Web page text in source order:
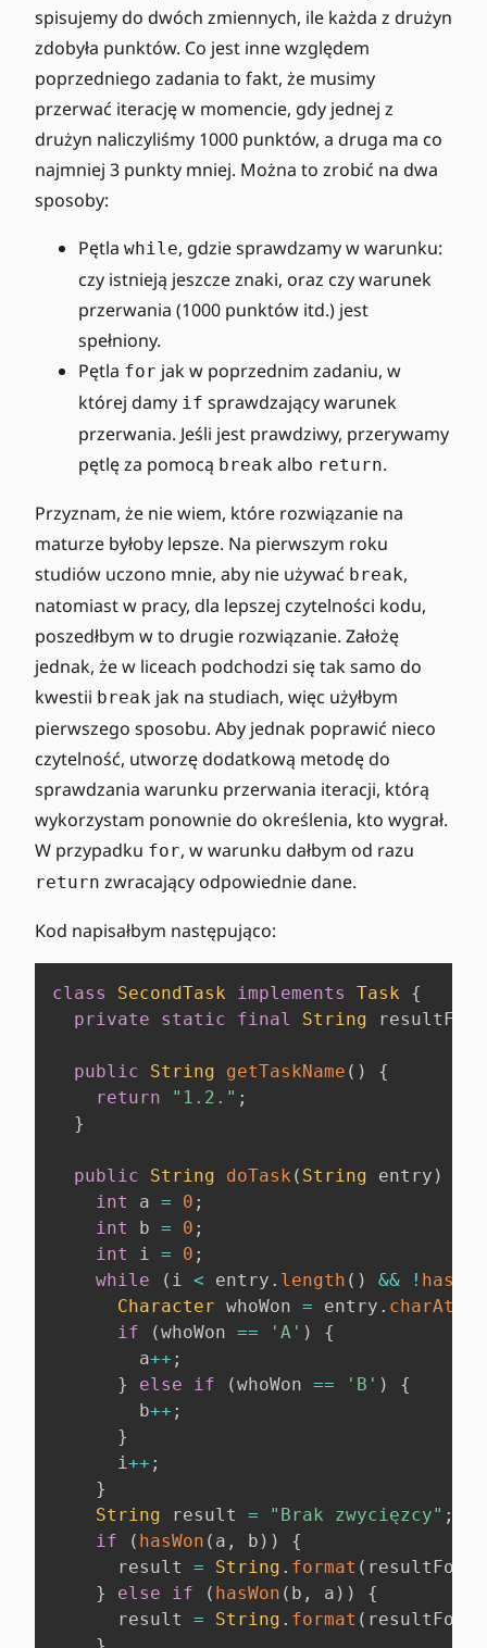
spisujemy do dwóch zmiennych, ile każda z drużyn
zdobyła punktów. Co jest inne względem
poprzedniego zadania to fakt, że musimy
przerwać iterację w momencie, gdy jednej z
drużyn naliczyliśmy 1000 punktów, a druga ma co
najmniej 3 punkty mniej. Można to zrobić na dwa
sposoby:
Pętla while, gdzie sprawdzamy w warunku:
czy istnieją jeszcze znaki, oraz czy warunek
przerwania (1000 punktów itd.) jest
spełniony.
Pętla for jak w poprzednim zadaniu, w
której damy if sprawdzający warunek
przerwania. Jeśli jest prawdziwy, przerywamy
pętlę za pomocą break albo return.
Przyznam, że nie wiem, które rozwiązanie na
maturze byłoby lepsze. Na pierwszym roku
studiów uczono mnie, aby nie używać break,
natomiast w pracy, dla lepszej czytelności kodu,
poszedłbym w to drugie rozwiązanie. Założę
jednak, że w liceach podchodzi się tak samo do
kwestii break jak na studiach, więc użyłbym
pierwszego sposobu. Aby jednak poprawić nieco
czytelność, utworzę dodatkową metodę do
sprawdzania warunku przerwania iteracji, którą
wykorzystam ponownie do określenia, kto wygrał.
W przypadku for, w warunku dałbym od razu
return zwracający odpowiednie dane.
Kod napisałbym następująco:
class SecondTask implements Task
{
private
static final String
public String getTaskName ( )
{
return
"1.2." ;
}
public String doTask ( String entry )
int
a = 0 ;
int
b = 0 ;
int
i = 0 ;
while
( i < entry . length ( ) && ! hasWon
Character whoWon = entry . charAt
if
(whoWon == 'A' )
{
        a
++ ;
}
else if (whoWon == 'B' )
{
        b
++ ;
}
      i
++ ;
}
String result = "Brak zwycięzcy" ;
if
( hasWon ( a , b ) )
{
      result
= String . format (
}
else if ( hasWon ( b , a ) )
{
      result
= String . format (